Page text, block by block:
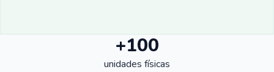
+100
unidades físicas